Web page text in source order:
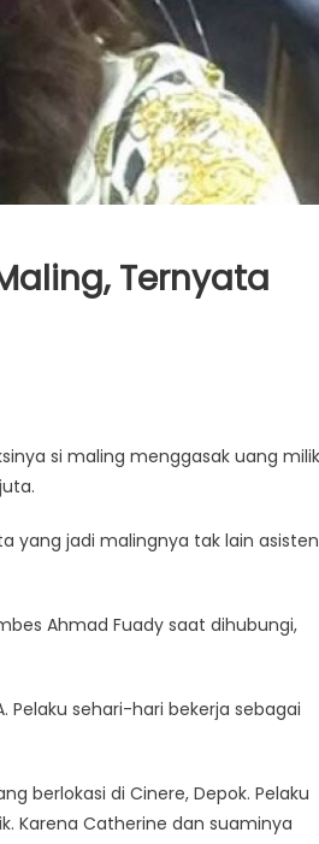
Ternyata
si maling menggasak uang milik
yang jadi malingnya tak lain asisten
Ahmad Fuady saat dihubungi,
Pelaku sehari-hari bekerja sebagai
berlokasi di Cinere, Depok. Pelaku
Karena Catherine dan suaminya